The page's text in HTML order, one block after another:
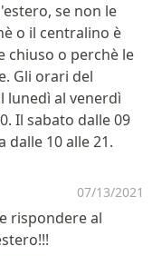
se non le
o il centralino è
chiuso o perchè le
Gli orari del
lunedì al venerdì
Il sabato dalle 09
dalle 10 alle 21.
07/13/2021
rispondere al